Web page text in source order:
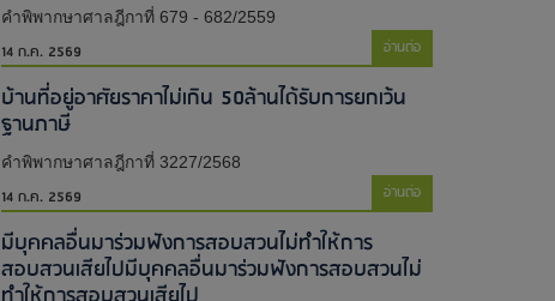
คำพิพากษาศาลฎีกาที่ 679 - 682/2559
14 ก.ค. 2569 อ่านต่อ
บ้านที่อยู่อาศัยราคาไม่เกิน 50ล้านได้รับการยกเว้น
ฐานภาษี
คำพิพากษาศาลฎีกาที่ 3227/2568
14 ก.ค. 2569 อ่านต่อ
มีบุคคลอื่นมาร่วมฟังการสอบสวนไม่ทำให้การ
สอบสวนเสียไป​มีบุคคลอื่นมาร่วมฟังการสอบสวนไม่